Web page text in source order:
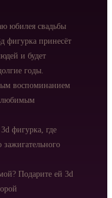
юбилея свадьбы
фигурка принесёт
и будет
годы.
воспоминанием
любимым
фигурка, где
зажигательного
Подарите ей 3d